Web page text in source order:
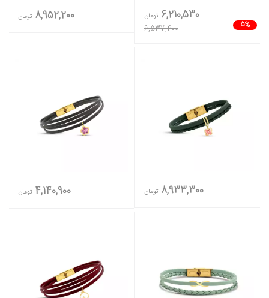
5%
6,210,530 تومان
6,537,400
8,952,200 تومان
8,933,300 تومان 4,140,900 تومان